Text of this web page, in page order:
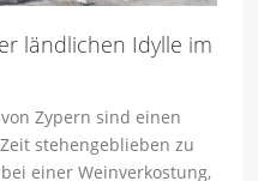
ländlichen Idylle im
Zypern sind einen
stehengeblieben zu
einer Weinverkostung,